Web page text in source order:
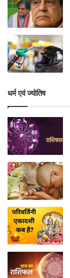
धर्म एवं ज्योतिष